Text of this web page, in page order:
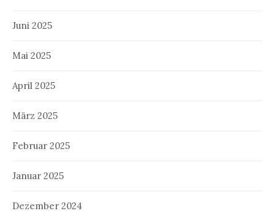
Juni 2025
Mai 2025
April 2025
März 2025
Februar 2025
Januar 2025
Dezember 2024